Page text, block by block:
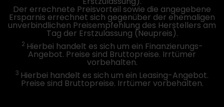
Der errechnete Preisvorteil sowie die angegebene
Ersparnis errechnet sich gegenüber der ehemaligen
unverbindlichen Preisempfehlung des Herstellers am
Tag der Erstzulassung (Neupreis).
2 Hierbei handelt es sich um ein Finanzierungs-
Angebot. Preise sind Bruttopreise. Irrtümer
vorbehalten.
3 Hierbei handelt es sich um ein Leasing-Angebot.
Preise sind Bruttopreise. Irrtümer vorbehalten.